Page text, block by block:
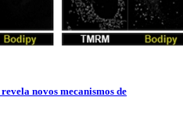
novos mecanismos de